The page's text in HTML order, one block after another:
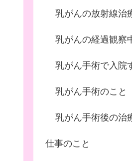
乳がんの放射線治
乳がんの経過観察
乳がん手術で入院
乳がん手術のこと
乳がん手術後の治
仕事のこと